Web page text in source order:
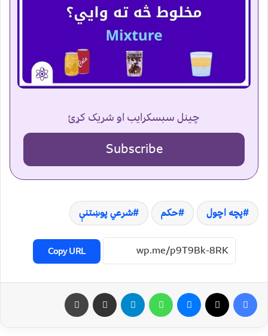
چینل سبسکرایب او شریک کړئ
Subscribe
پچه اچول حکم شرعي پوښتنې
Copy URL